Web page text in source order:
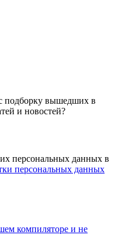
подборку вышедших в
и новостей?
персональных данных в
персональных данных
компиляторе и не